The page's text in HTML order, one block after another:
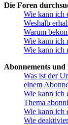
Die Foren
Wie kann ich
Weshalb
Warum
Wie kann ich
Wie kann ich
Abonnements und
Was ist der
einem
Wie kann ich
Thema
Wie kann ich
Wie